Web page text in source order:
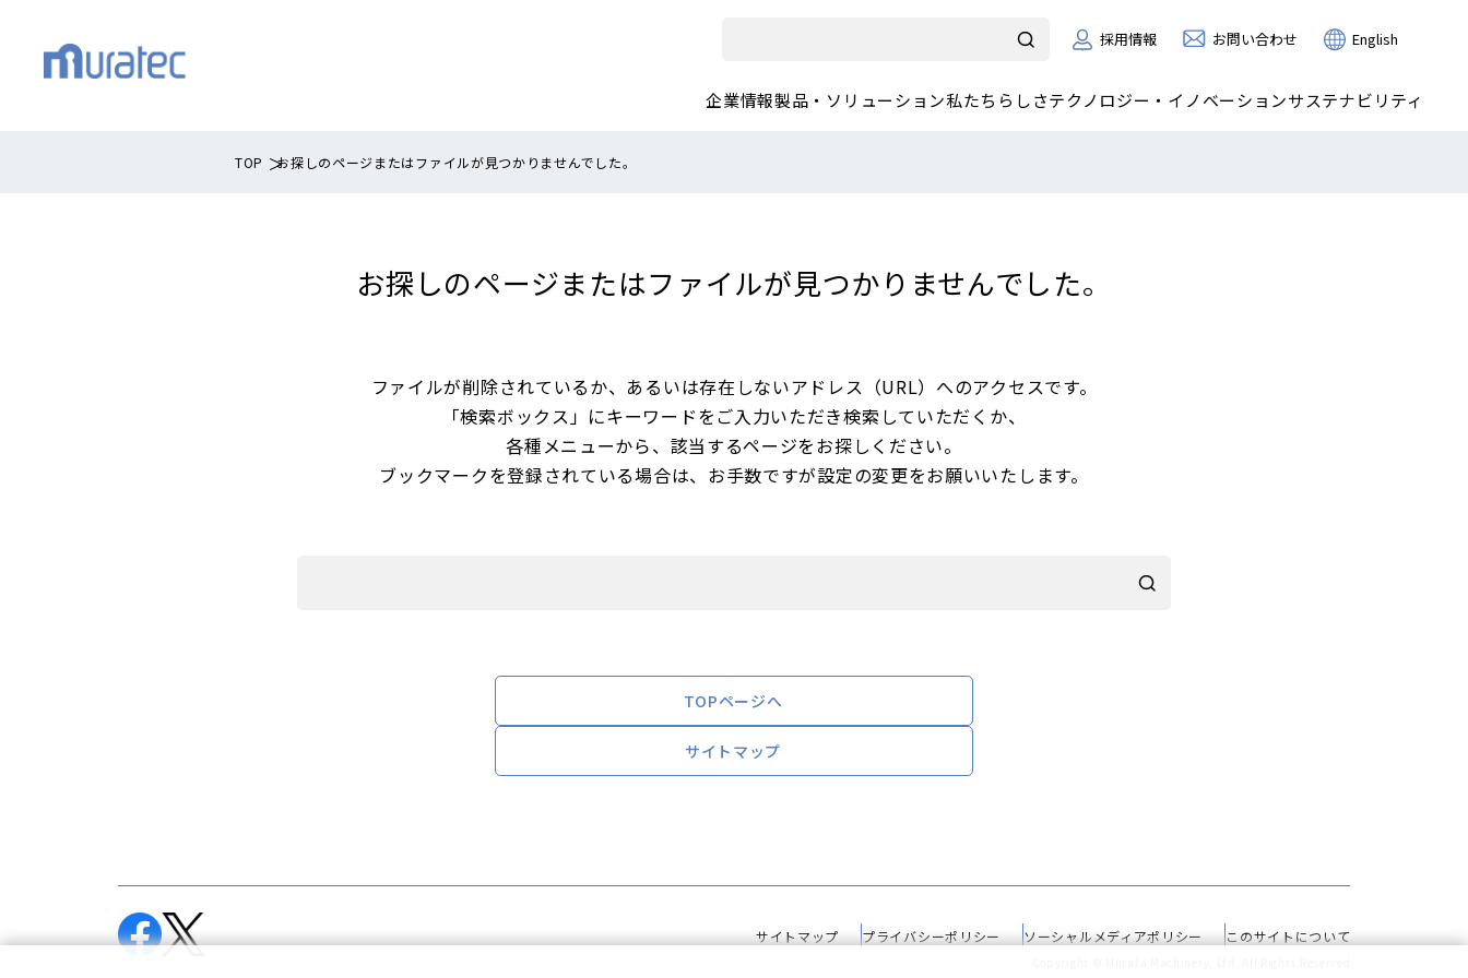
採用情報 お問い合わせ English
企業情報製品・ソリューション私たちらしさテクノロジー・イノベーションサステナビリティ
TOP お探しのページまたはファイルが見つかりませんでした。
お探しのページまたはファイルが見つかりませんでした。
ファイルが削除されているか、あるいは存在しないアドレス（URL）へのアクセスです。
「検索ボックス」にキーワードをご入力いただき検索していただくか、
各種メニューから、 該当するページをお探しください。
ブックマークを登録されている場合は、 お手数ですが設定の変更をお願いいたします。
TOPページへ
サイトマップ
サイトマップ プライバシーポリシー ソーシャルメディアポリシー このサイトについて